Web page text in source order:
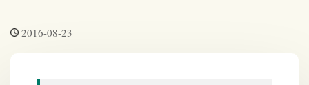
2016-08-23